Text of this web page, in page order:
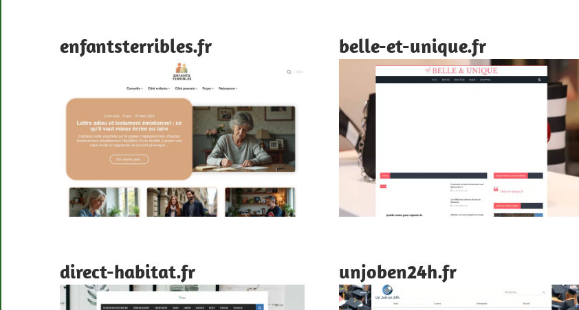
enfantsterribles.fr belle-et-unique.fr
direct-habitat.fr unjoben24h.fr